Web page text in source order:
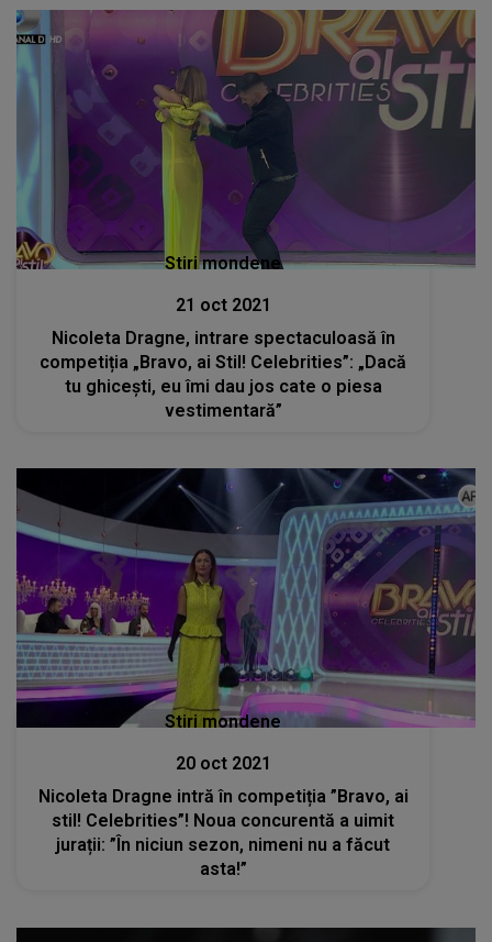
Stiri mondene
21 oct 2021
Nicoleta Dragne, intrare spectaculoasă în
competiția „Bravo, ai Stil! Celebrities”: „Dacă
tu ghicești, eu îmi dau jos cate o piesa
vestimentară”
Stiri mondene
20 oct 2021
Nicoleta Dragne intră în competiția ”Bravo, ai
stil! Celebrities”! Noua concurentă a uimit
jurații: ”În niciun sezon, nimeni nu a făcut
asta!”